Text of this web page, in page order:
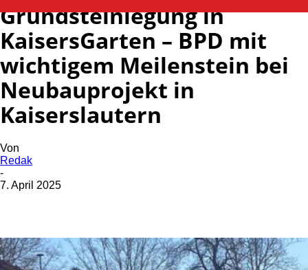
Grundsteinlegung in
KaisersGarten – BPD mit
wichtigem Meilenstein bei
Neubauprojekt in
Kaiserslautern
Von
Redak
-
7. April 2025